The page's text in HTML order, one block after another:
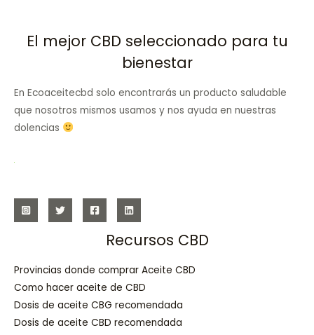
El mejor CBD seleccionado para tu
bienestar
En Ecoaceitecbd solo encontrarás un producto saludable
que nosotros mismos usamos y nos ayuda en nuestras
dolencias
Recursos CBD
Provincias donde comprar Aceite CBD
Como hacer aceite de CBD
Dosis de aceite CBG recomendada
Dosis de aceite CBD recomendada